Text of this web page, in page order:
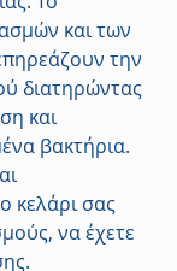
και των
την
διατηρώντας
και
βακτήρια.
κελάρι σας
να έχετε